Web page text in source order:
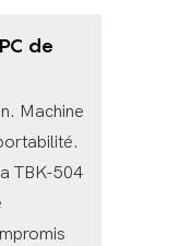
de
Machine
TBK-504